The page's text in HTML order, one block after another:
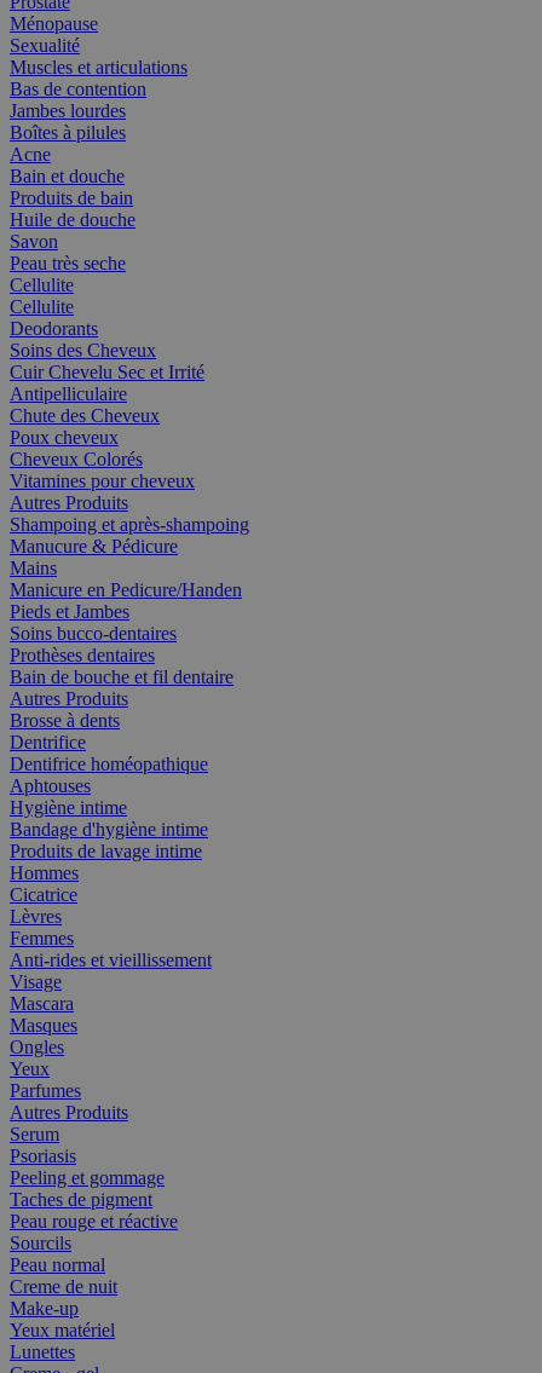
Ménopause
Sexualité
Muscles et articulations
Bas de contention
Jambes lourdes
Boîtes à pilules
Acne
Bain et douche
Produits de bain
Huile de douche
Savon
Peau très seche
Cellulite
Cellulite
Deodorants
Soins des Cheveux
Cuir Chevelu Sec et Irrité
Antipelliculaire
Chute des Cheveux
Poux cheveux
Cheveux Colorés
Vitamines pour cheveux
Autres Produits
Shampoing et après-shampoing
Manucure & Pédicure
Mains
Manicure en Pedicure/Handen
Pieds et Jambes
Soins bucco-dentaires
Prothèses dentaires
Bain de bouche et fil dentaire
Autres Produits
Brosse à dents
Dentrifice
Dentifrice homéopathique
Aphtouses
Hygiène intime
Bandage d'hygiène intime
Produits de lavage intime
Hommes
Cicatrice
Lèvres
Femmes
Anti-rides et vieillissement
Visage
Mascara
Masques
Ongles
Yeux
Parfumes
Autres Produits
Serum
Psoriasis
Peeling et gommage
Taches de pigment
Peau rouge et réactive
Sourcils
Peau normal
Creme de nuit
Make-up
Yeux matériel
Lunettes